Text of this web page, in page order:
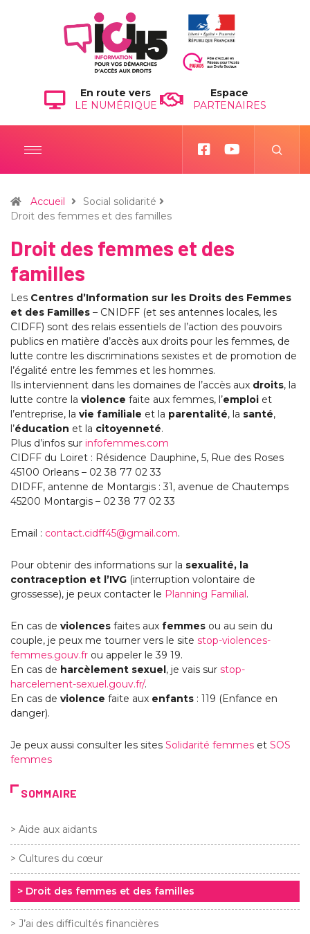
En route vers
LE NUMÉRIQUE
Espace
PARTENAIRES
Accueil
Social solidarité
Droit des femmes et des familles
Droit des femmes et des
familles
Les Centres d’Information sur les Droits des Femmes
et des Familles – CNIDFF (et ses antennes locales, les
CIDFF) sont des relais essentiels de l’action des pouvoirs
publics en matière d’accès aux droits pour les femmes, de
lutte contre les discriminations sexistes et de promotion de
l’égalité entre les femmes et les hommes.
Ils interviennent dans les domaines de l’accès aux droits, la
lutte contre la violence faite aux femmes, l’emploi et
l’entreprise, la vie familiale et la parentalité, la santé,
l’éducation et la citoyenneté.
Plus d’infos sur infofemmes.com
CIDFF du Loiret : Résidence Dauphine, 5, Rue des Roses
45100 Orleans – 02 38 77 02 33
DIDFF, antenne de Montargis : 31, avenue de Chautemps
45200 Montargis – 02 38 77 02 33
Email : contact.cidff45@gmail.com.
Pour obtenir des informations sur la sexualité, la
contraception et l’IVG (interruption volontaire de
grossesse), je peux contacter le Planning Familial.
En cas de violences faites aux femmes ou au sein du
couple, je peux me tourner vers le site stop-violences-
femmes.gouv.fr ou appeler le 39 19.
En cas de harcèlement sexuel, je vais sur stop-
harcelement-sexuel.gouv.fr/.
En cas de violence faite aux enfants : 119 (Enfance en
danger).
Je peux aussi consulter les sites Solidarité femmes et SOS
femmes
SOMMAIRE
> Aide aux aidants
> Cultures du cœur
> Droit des femmes et des familles
> J’ai des difficultés financières